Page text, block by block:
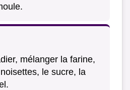
mélanger la farine,
le sucre, la